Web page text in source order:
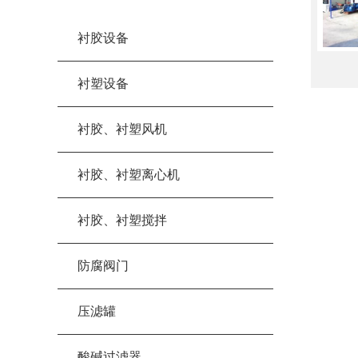
衬胶设备
衬塑设备
衬胶、衬塑风机
衬胶、衬塑离心机
衬胶、衬塑搅拌
防腐阀门
压滤罐